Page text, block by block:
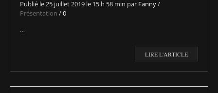
Publié le25 juillet 2019 le 15 h 58 min par Fanny/
Présentation /0
…
LIRE L'ARTICLE